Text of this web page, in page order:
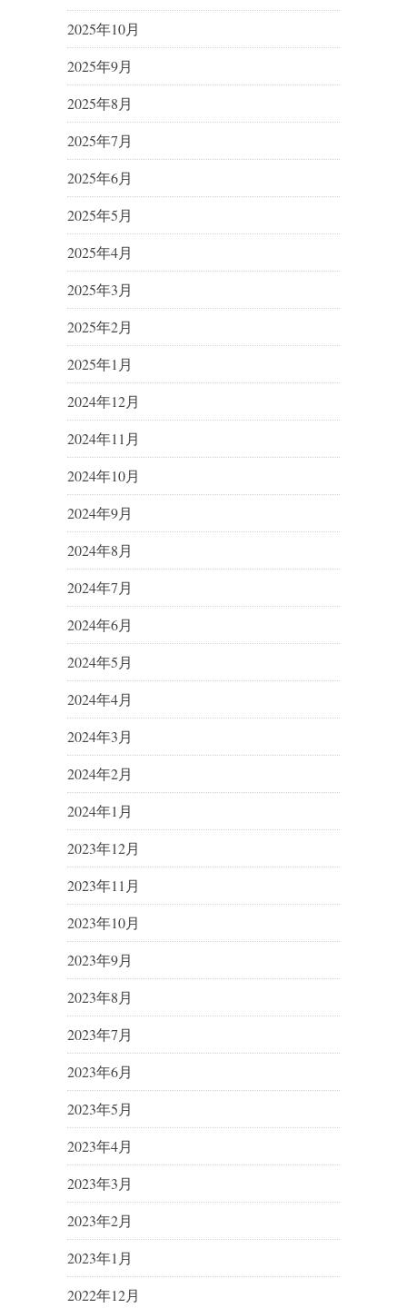
2025年10月
2025年9月
2025年8月
2025年7月
2025年6月
2025年5月
2025年4月
2025年3月
2025年2月
2025年1月
2024年12月
2024年11月
2024年10月
2024年9月
2024年8月
2024年7月
2024年6月
2024年5月
2024年4月
2024年3月
2024年2月
2024年1月
2023年12月
2023年11月
2023年10月
2023年9月
2023年8月
2023年7月
2023年6月
2023年5月
2023年4月
2023年3月
2023年2月
2023年1月
2022年12月